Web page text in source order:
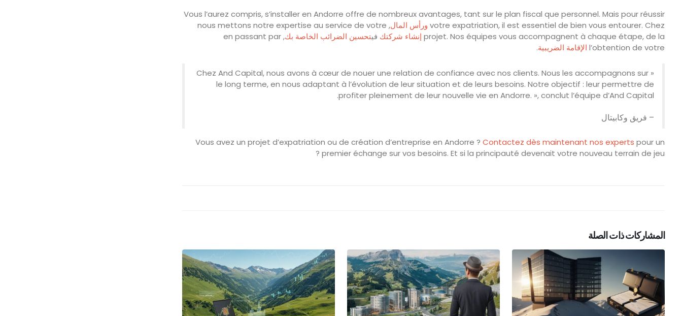
Vous l’aurez compris, s’installer en Andorre offre de nombreux avantages, tant sur le plan fiscal que personnel. Mais pour réussir
votre expatriation, il est essentiel de bien vous entourer. Chez ورأس المال , nous mettons notre expertise au service de votre
projet. Nos équipes vous accompagnent à chaque étape, de la إنشاء شركتك فيتحسين الضرائب الخاصة بك , en passant par
l’obtention de votre الإقامة الضريبية.
« Chez And Capital, nous avons à cœur de nouer une relation de confiance avec nos clients. Nous les accompagnons sur
le long terme, en nous adaptant à l’évolution de leur situation et de leurs besoins. Notre objectif : leur permettre de
profiter pleinement de leur nouvelle vie en Andorre. », conclut l’équipe d’And Capital.
– فريق وكابيتال
Vous avez un projet d’expatriation ou de création d’entreprise en Andorre ? Contactez dès maintenant nos experts pour un
premier échange sur vos besoins. Et si la principauté devenait votre nouveau terrain de jeu ?
المشاركات ذات الصلة